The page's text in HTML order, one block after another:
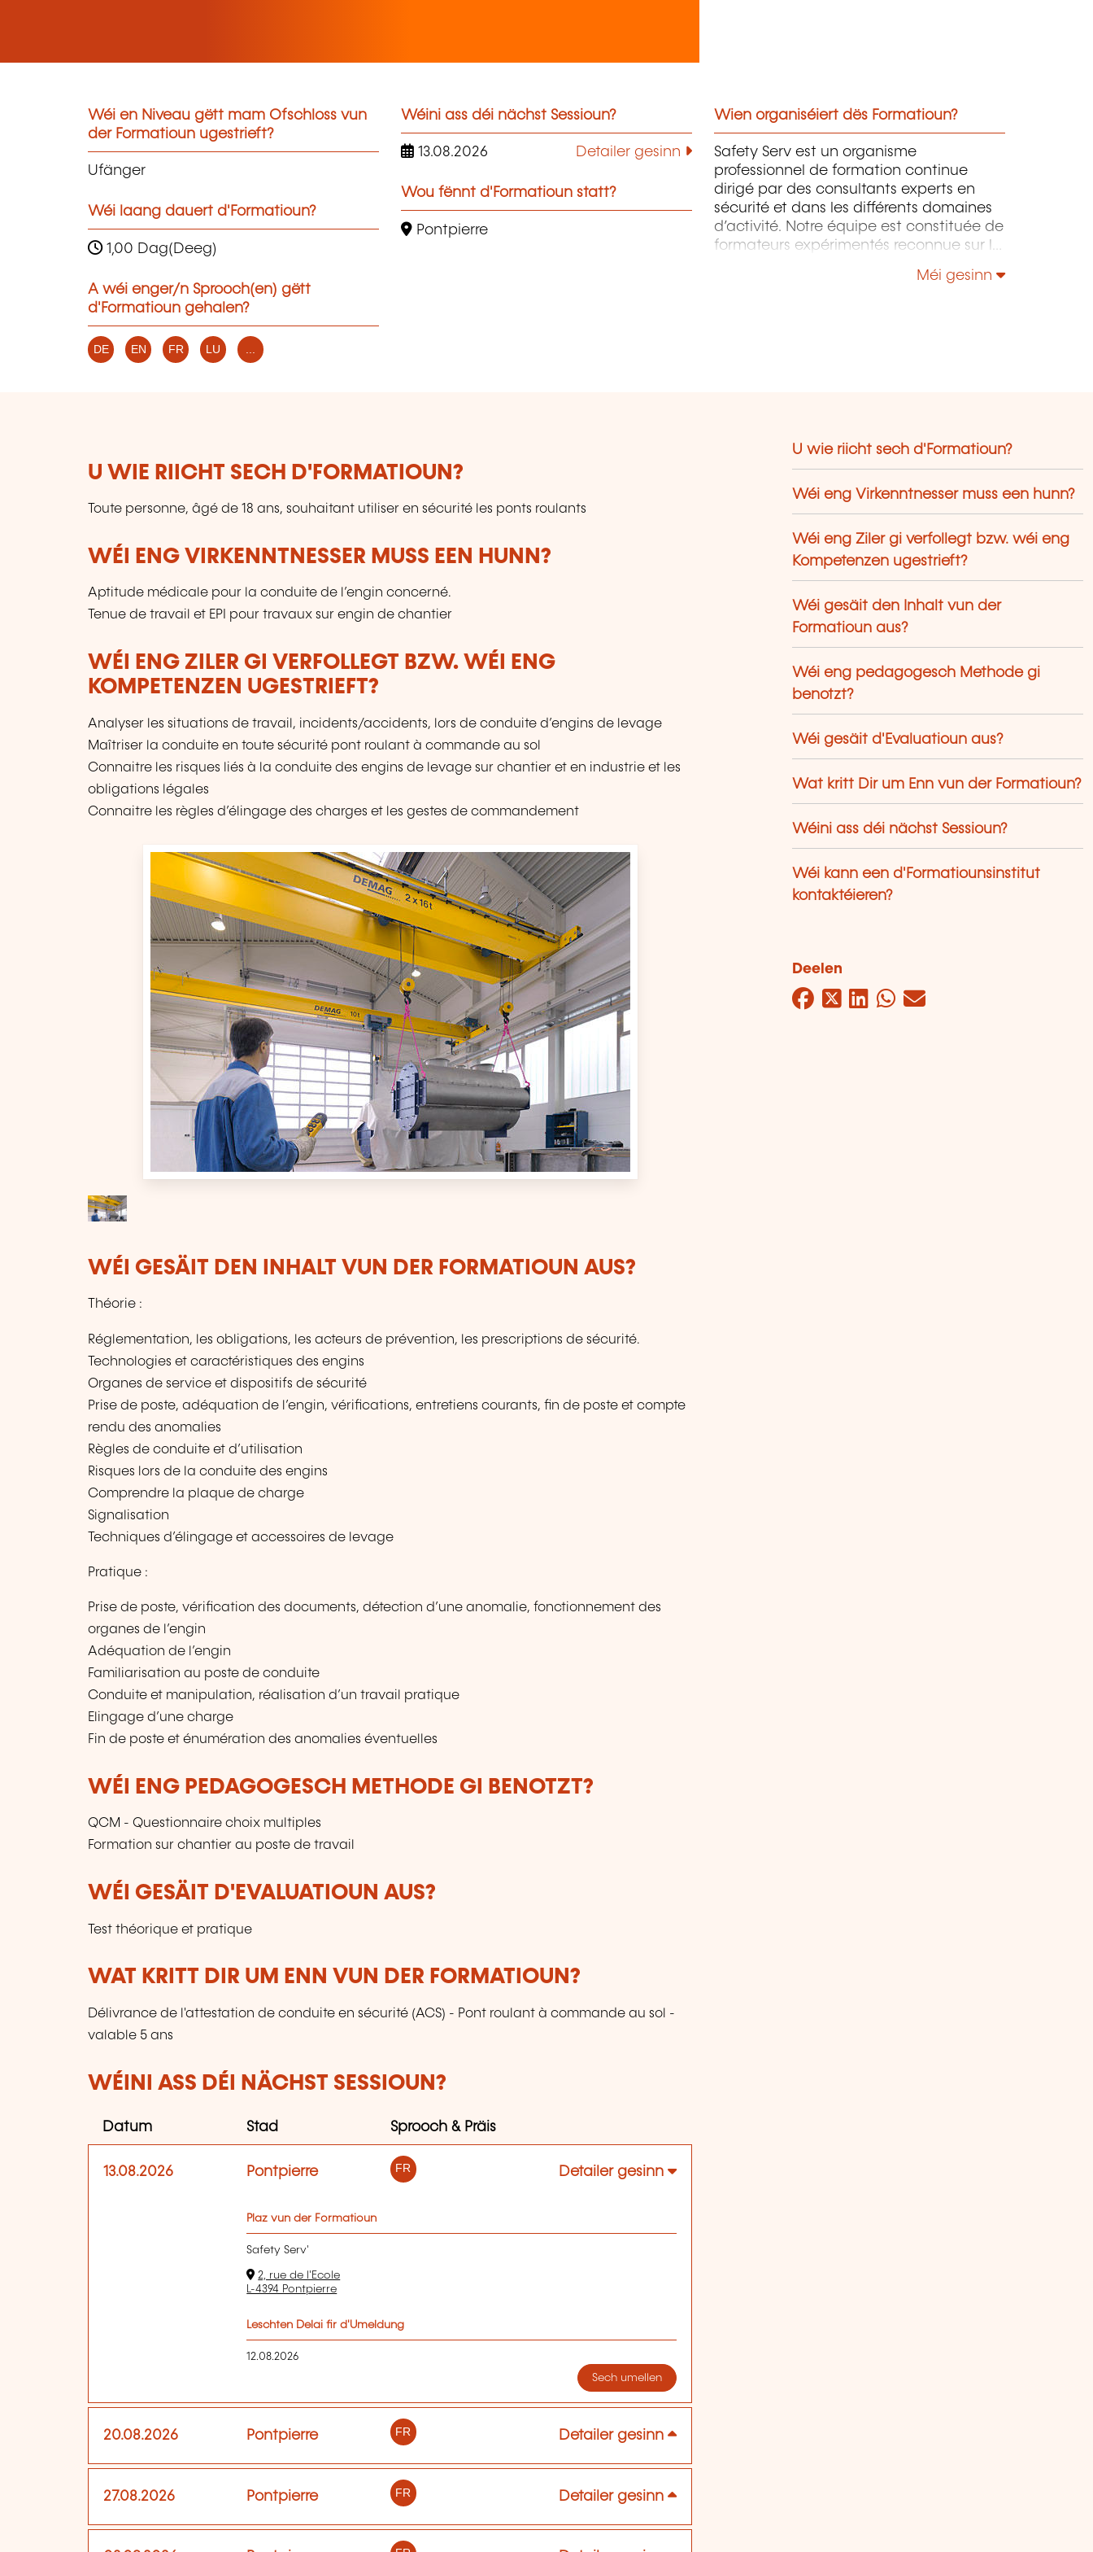
Wéi en Niveau gëtt mam Ofschloss vun
der Formatioun ugestrieft?
Ufänger
Wéi laang dauert d'Formatioun?
1,00 Dag(Deeg)
A wéi enger/n Sprooch(en) gëtt
d'Formatioun gehalen?
DE EN FR LU
Wéini ass déi nächst Sessioun?
13.08.2026 Detailer gesinn
Wou fënnt d'Formatioun statt?
Pontpierre
Wien organiséiert dës Formatioun?
Safety Serv est un organisme
professionnel de formation continue
dirigé par des consultants experts en
sécurité et dans les différents domaines
d’activité. Notre équipe est constituée de
formateurs expérimentés reconnue sur le
Benelux nous font confiance. Notre
Méi gesinn
U WIE RIICHT SECH D'FORMATIOUN?
Toute personne, âgé de 18 ans, souhaitant utiliser en sécurité les ponts roulants
WÉI ENG VIRKENNTNESSER MUSS EEN HUNN?
Aptitude médicale pour la conduite de l’engin concerné.
Tenue de travail et EPI pour travaux sur engin de chantier
WÉI ENG ZILER GI VERFOLLEGT BZW. WÉI ENG
KOMPETENZEN UGESTRIEFT?
Analyser les situations de travail, incidents/accidents, lors de conduite d’engins de levage
Maîtriser la conduite en toute sécurité pont roulant à commande au sol
Connaitre les risques liés à la conduite des engins de levage sur chantier et en industrie et les
obligations légales
Connaitre les règles d’élingage des charges et les gestes de commandement
WÉI GESÄIT DEN INHALT VUN DER FORMATIOUN AUS?
Théorie :
Réglementation, les obligations, les acteurs de prévention, les prescriptions de sécurité.
Technologies et caractéristiques des engins
Organes de service et dispositifs de sécurité
Prise de poste, adéquation de l’engin, vérifications, entretiens courants, fin de poste et compte
rendu des anomalies
Règles de conduite et d’utilisation
Risques lors de la conduite des engins
Comprendre la plaque de charge
Signalisation
Techniques d’élingage et accessoires de levage
Pratique :
Prise de poste, vérification des documents, détection d’une anomalie, fonctionnement des
organes de l’engin
Adéquation de l’engin
Familiarisation au poste de conduite
Conduite et manipulation, réalisation d’un travail pratique
Elingage d’une charge
Fin de poste et énumération des anomalies éventuelles
WÉI ENG PEDAGOGESCH METHODE GI BENOTZT?
QCM - Questionnaire choix multiples
Formation sur chantier au poste de travail
WÉI GESÄIT D'EVALUATIOUN AUS?
Test théorique et pratique
WAT KRITT DIR UM ENN VUN DER FORMATIOUN?
Délivrance de l'attestation de conduite en sécurité (ACS) - Pont roulant à commande au sol -
valable 5 ans
WÉINI ASS DÉI NÄCHST SESSIOUN?
Datum Stad Sprooch & Präis
13.08.2026 Pontpierre FR Detailer gesinn
Plaz vun der Formatioun
Safety Serv'
2, rue de l'Ecole
L-4394 Pontpierre
Leschten Delai fir d'Umeldung
12.08.2026
Sech umellen
20.08.2026 Pontpierre FR Detailer gesinn
27.08.2026 Pontpierre FR Detailer gesinn
U wie riicht sech d'Formatioun?
Wéi eng Virkenntnesser muss een hunn?
Wéi eng Ziler gi verfollegt bzw. wéi eng
Kompetenzen ugestrieft?
Wéi gesäit den Inhalt vun der
Formatioun aus?
Wéi eng pedagogesch Methode gi
benotzt?
Wéi gesäit d'Evaluatioun aus?
Wat kritt Dir um Enn vun der Formatioun?
Wéini ass déi nächst Sessioun?
Wéi kann een d'Formatiounsinstitut
kontaktéieren?
Deelen
Facebook
Twitter
LinkedIn
WhatsApp
Mail